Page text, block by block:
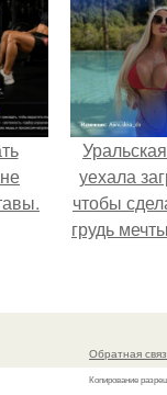
уехала
чтобы
грудь
Обратная
Копирование